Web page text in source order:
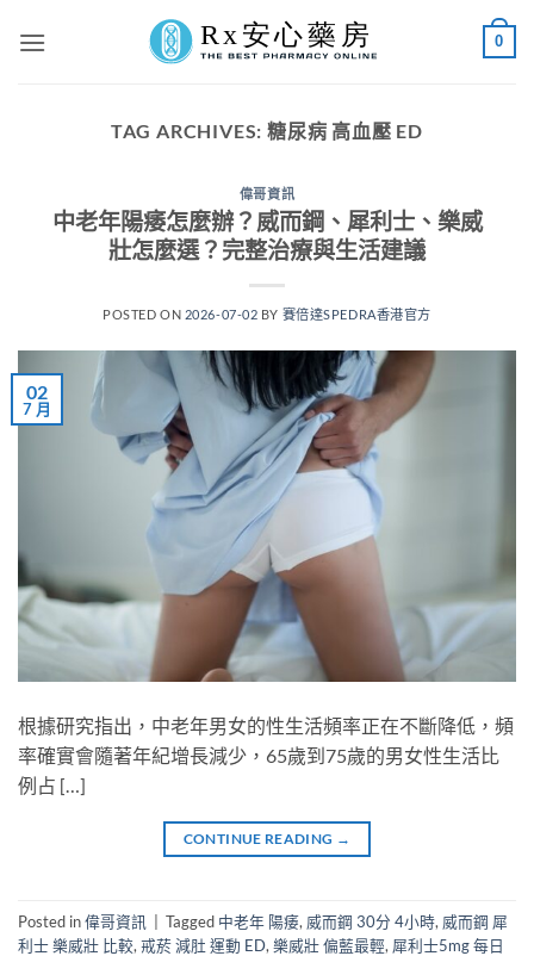
0
TAG ARCHIVES:糖尿病 高血壓 ED
偉哥資訊
中老年陽痿怎麼辦？威而鋼、犀利士、樂威
壯怎麼選？完整治療與生活建議
POSTED ON 2026-07-02 BY 賽倍達SPEDRA香港官方
02
7 月
根據研究指出，中老年男女的性生活頻率正在不斷降低，頻
率確實會隨著年紀增長減少，65歲到75歲的男女性生活比
例占 […]
CONTINUE READING →
Posted in偉哥資訊 Tagged 中老年 陽痿, 威而鋼 30分 4小時, 威而鋼 犀
利士 樂威壯 比較, 戒菸 減肚 運動 ED, 樂威壯 偏藍最輕, 犀利士5mg 每日